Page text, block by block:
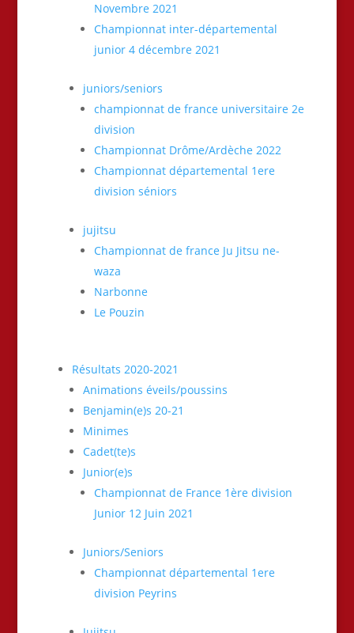
Novembre 2021
Championnat inter-départemental
junior 4 décembre 2021
juniors/seniors
championnat de france universitaire 2e
division
Championnat Drôme/Ardèche 2022
Championnat départemental 1ere
division séniors
jujitsu
Championnat de france Ju Jitsu ne-
waza
Narbonne
Le Pouzin
Résultats 2020-2021
Animations éveils/poussins
Benjamin(e)s 20-21
Minimes
Cadet(te)s
Junior(e)s
Championnat de France 1ère division
Junior 12 Juin 2021
Juniors/Seniors
Championnat départemental 1ere
division Peyrins